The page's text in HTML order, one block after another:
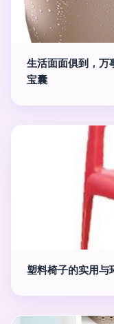
生活面面俱到，万
宝囊
塑料椅子的实用与